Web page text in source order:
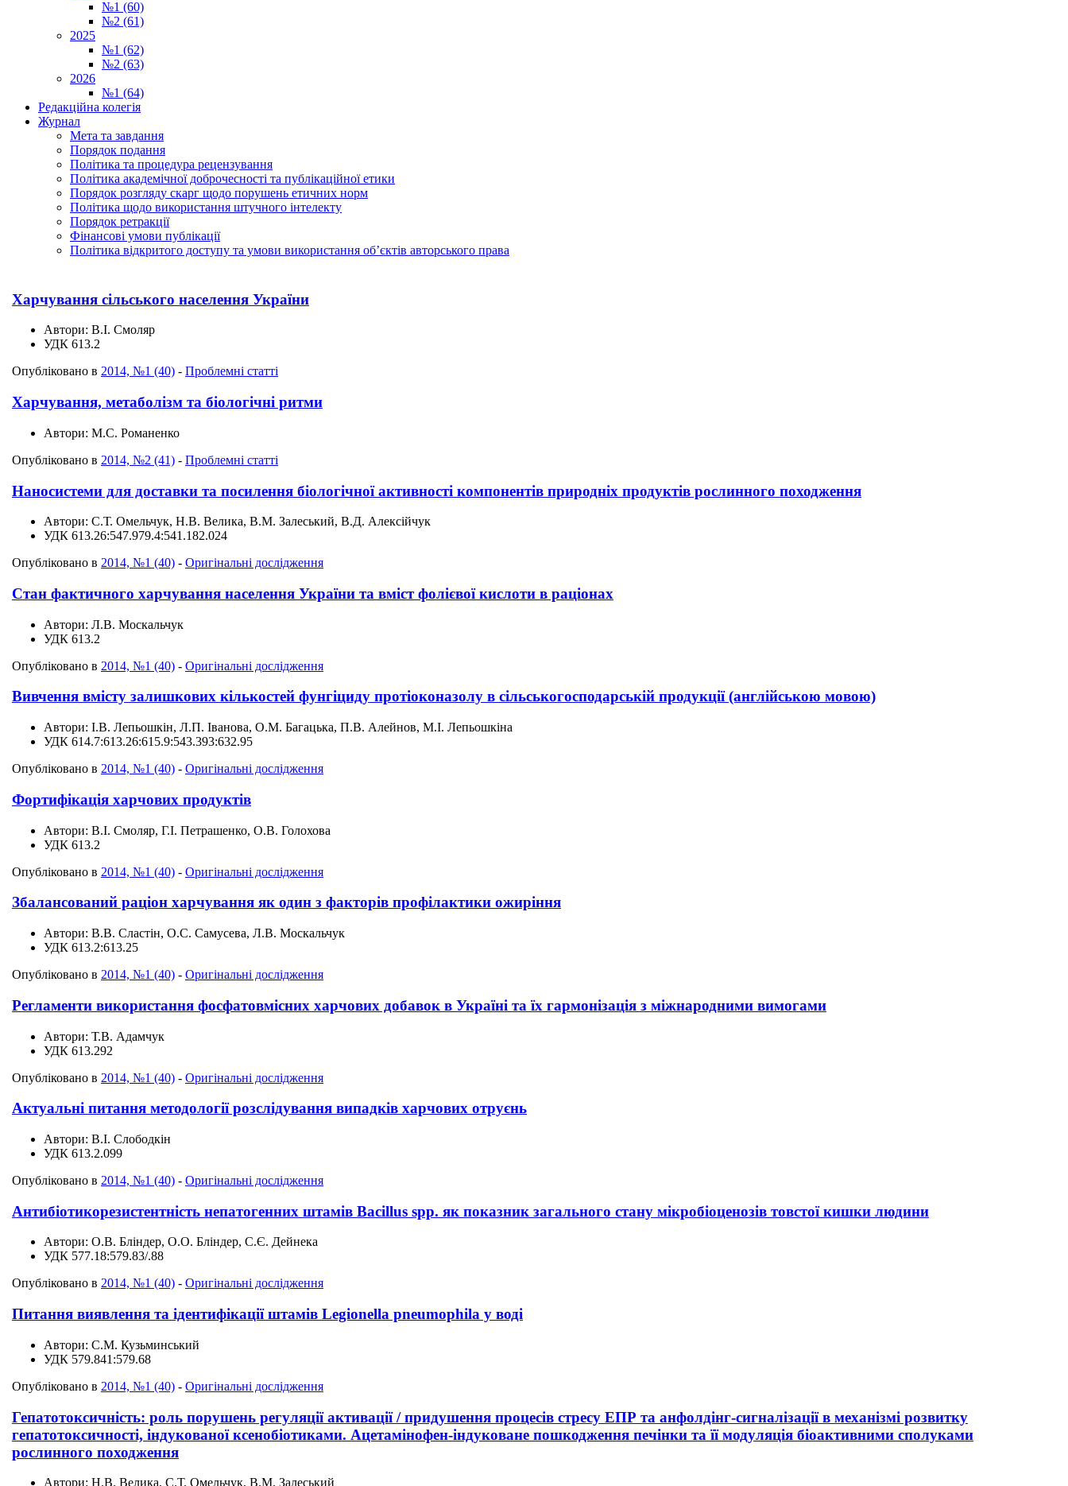
№1 (60)
№2 (61)
2025
№1 (62)
№2 (63)
2026
№1 (64)
Редакційна колегія
Журнал
Мета та завдання
Порядок подання
Політика та процедура рецензування
Політика академічної доброчесності та публікаційної етики
Порядок розгляду скарг щодо порушень етичних норм
Політика щодо використання штучного інтелекту
Порядок ретракції
Фінансові умови публікації
Політика відкритого доступу та умови використання обʼєктів авторського права
Харчування сільського населення України
Автори: В.І. Смоляр
УДК 613.2
Опубліковано в 2014, №1 (40) - Проблемні статті
Харчування, метаболізм та біологічні ритми
Автори: М.С. Романенко
Опубліковано в 2014, №2 (41) - Проблемні статті
Наносистеми для доставки та посилення біологічної активності компонентів природніх продуктів рослинного походження
Автори: С.Т. Омельчук, Н.В. Велика, В.М. Залеський, В.Д. Алексійчук
УДК 613.26:547.979.4:541.182.024
Опубліковано в 2014, №1 (40) - Оригінальні дослідження
Стан фактичного харчування населення України та вміст фолієвої кислоти в раціонах
Автори: Л.В. Москальчук
УДК 613.2
Опубліковано в 2014, №1 (40) - Оригінальні дослідження
Вивчення вмісту залишкових кількостей фунгіциду протіоконазолу в сільськогосподарській продукції (англійською мовою)
Автори: І.В. Лепьошкін, Л.П. Іванова, О.М. Багацька, П.В. Алейнов, М.І. Лепьошкіна
УДК 614.7:613.26:615.9:543.393:632.95
Опубліковано в 2014, №1 (40) - Оригінальні дослідження
Фортифікація харчових продуктів
Автори: В.І. Смоляр, Г.І. Петрашенко, О.В. Голохова
УДК 613.2
Опубліковано в 2014, №1 (40) - Оригінальні дослідження
Збалансований раціон харчування як один з факторів профілактики ожиріння
Автори: В.В. Сластін, О.С. Самусева, Л.В. Москальчук
УДК 613.2:613.25
Опубліковано в 2014, №1 (40) - Оригінальні дослідження
Регламенти використання фосфатовмісних харчових добавок в Україні та їх гармонізація з міжнародними вимогами
Автори: Т.В. Адамчук
УДК 613.292
Опубліковано в 2014, №1 (40) - Оригінальні дослідження
Актуальні питання методології розслідування випадків харчових отруєнь
Автори: В.І. Слободкін
УДК 613.2.099
Опубліковано в 2014, №1 (40) - Оригінальні дослідження
Антибіотикорезистентність непатогенних штамів Bacillus spp. як показник загального стану мікробіоценозів товстої кишки людини
Автори: О.В. Бліндер, О.О. Бліндер, С.Є. Дейнека
УДК 577.18:579.83/.88
Опубліковано в 2014, №1 (40) - Оригінальні дослідження
Питання виявлення та ідентифікації штамів Legionella pneumophila у воді
Автори: С.М. Кузьминський
УДК 579.841:579.68
Опубліковано в 2014, №1 (40) - Оригінальні дослідження
Гепатотоксичність: роль порушень регуляції активації / придушення процесів стресу ЕПР та анфолдінг-сигналізації в механізмі розвитку
гепатотоксичності, індукованої ксенобіотиками. Ацетамінофен-індуковане пошкодження печінки та її модуляція біоактивними сполуками
рослинного походження
Автори: Н.В. Велика, С.Т. Омельчук, В.М. Залеський